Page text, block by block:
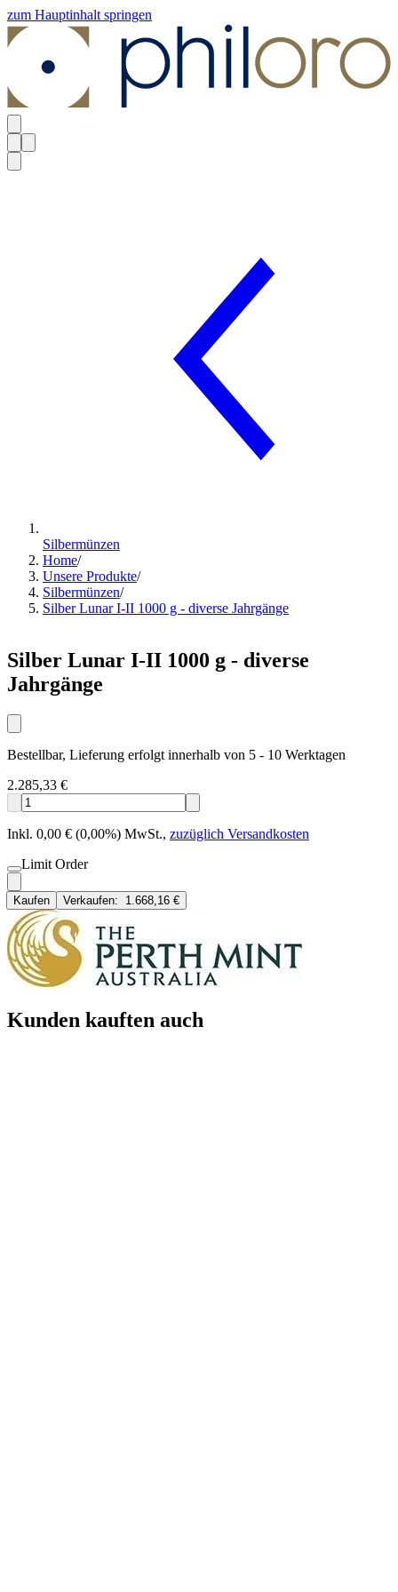
zum Hauptinhalt springen
Silbermünzen
Home/
Unsere Produkte/
Silbermünzen/
Silber Lunar I-II 1000 g - diverse Jahrgänge
Silber Lunar I-II 1000 g - diverse
Jahrgänge
Bestellbar, Lieferung erfolgt innerhalb von 5 - 10 Werktagen
2.285,33 €
Inkl. 0,00 € (0,00%) MwSt., zuzüglich Versandkosten
Limit Order
Kaufen Verkaufen: 1.668,16 €
Kunden kauften auch